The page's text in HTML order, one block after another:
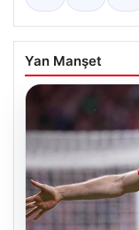
Yan Manşet